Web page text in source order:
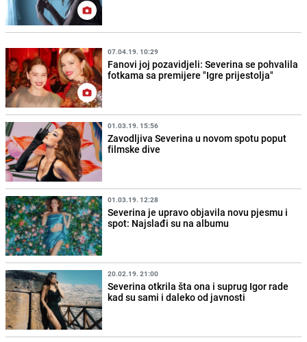
07.04.19. 10:29
Fanovi joj pozavidjeli: Severina se pohvalila
fotkama sa premijere "Igre prijestolja"
01.03.19. 15:56
Zavodljiva Severina u novom spotu poput
filmske dive
01.03.19. 12:28
Severina je upravo objavila novu pjesmu i
spot: Najslađi su na albumu
20.02.19. 21:00
Severina otkrila šta ona i suprug Igor rade
kad su sami i daleko od javnosti